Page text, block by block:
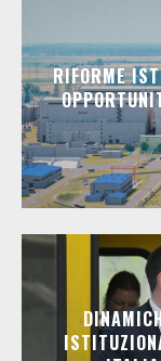
RIFORME